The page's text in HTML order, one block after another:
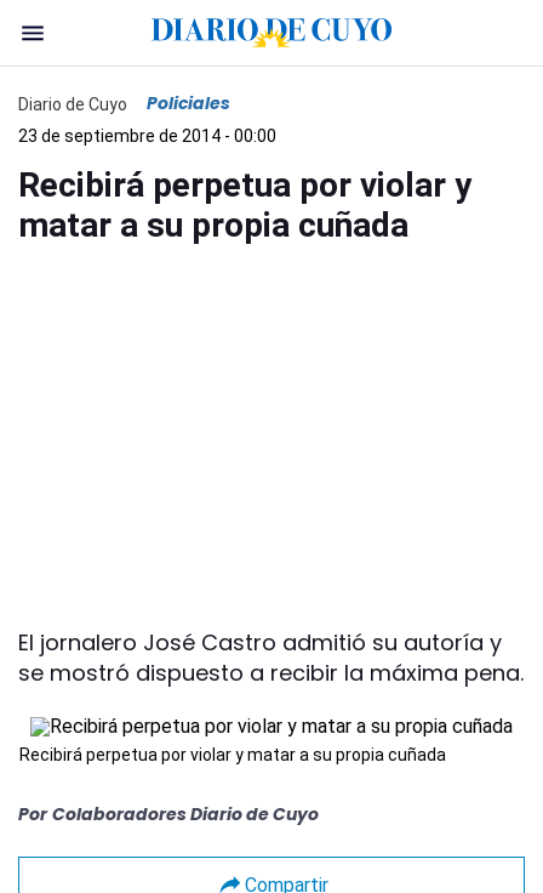
Diario de Cuyo Policiales
23 de septiembre de 2014 - 00:00
Recibirá perpetua por violar y
matar a su propia cuñada
El jornalero José Castro admitió su autoría y
se mostró dispuesto a recibir la máxima pena.
Recibirá perpetua por violar y matar a su propia cuñada
Por Colaboradores Diario de Cuyo
Compartir